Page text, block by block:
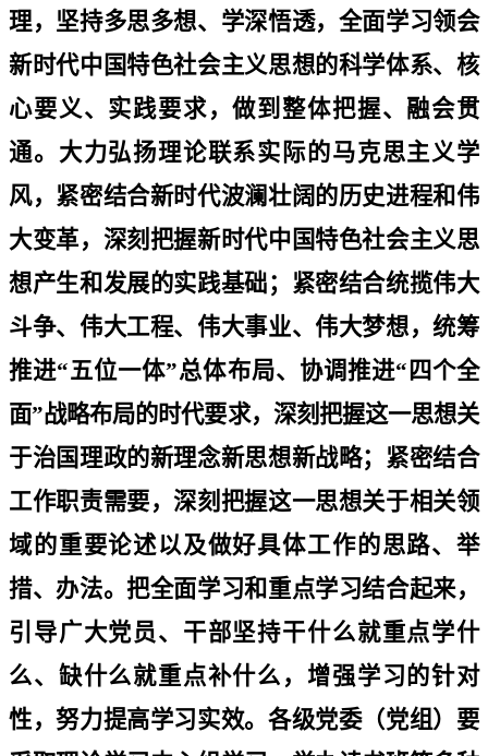
理，坚持多思多想、学深悟透，全面学习领会
新时代中国特色社会主义思想的科学体系、核
心要义、实践要求，做到整体把握、融会贯
通。大力弘扬理论联系实际的马克思主义学
风，紧密结合新时代波澜壮阔的历史进程和伟
大变革，深刻把握新时代中国特色社会主义思
想产生和发展的实践基础；紧密结合统揽伟大
斗争、伟大工程、伟大事业、伟大梦想，统筹
推进“五位一体”总体布局、协调推进“ 四个全
面”战略布局的时代要求，深刻把握这一思想关
于治国理政的新理念新思想新战略；紧密结合
工作职责需要，深刻把握这一思想关于相关领
域的重要论述以及做好具体工作的思路、举
措、办法。把全面学习和重点学习结合起来，
引导广大党员、干部坚持干什么就重点学什
么、缺什么就重点补什么，增强学习的针对
性，努力提高学习实效。各级党委（党组）要